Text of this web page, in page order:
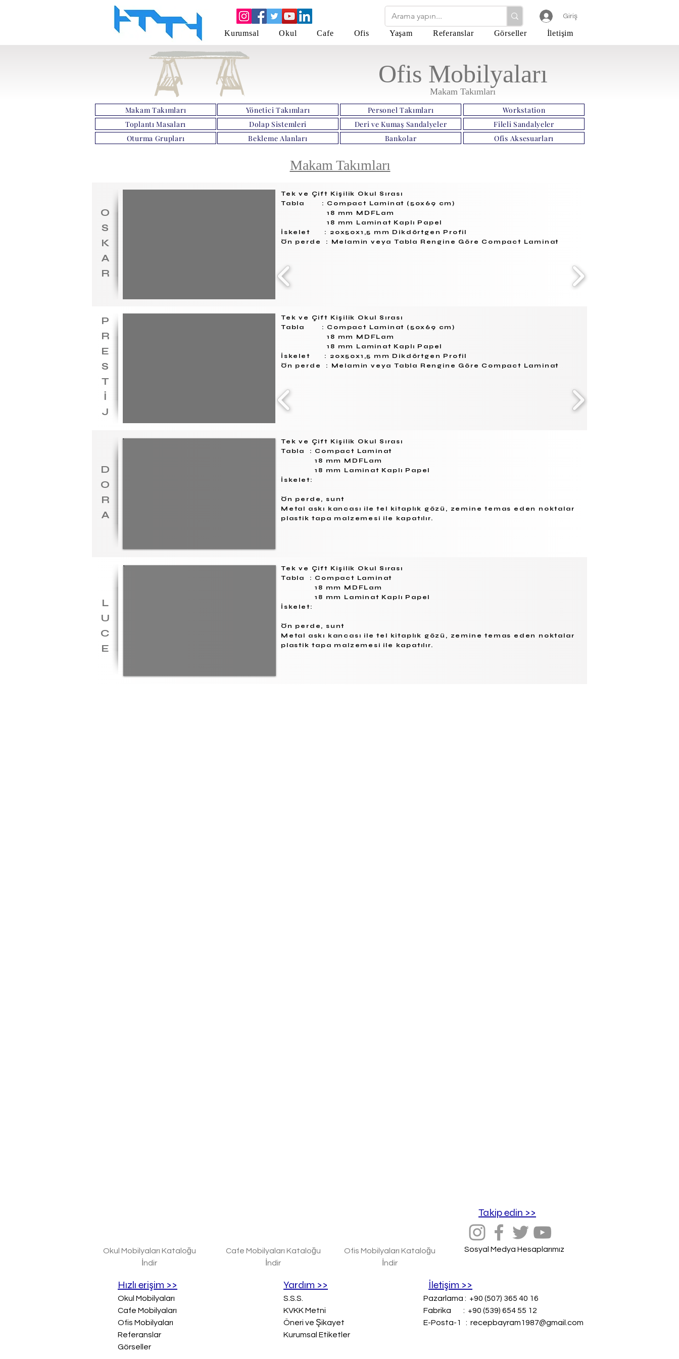
Giriş
Kurumsal Okul Cafe Ofis Yaşam Referanslar Görseller İletişim
Ofis Mobilyaları
Makam Takımları
Makam Takımları Yönetici Takımları Personel Takımları
Workstation
Toplantı Masaları
Dolap Sistemleri Deri ve Kumaş Sandalyeler
Fileli Sandalyeler
Oturma Grupları
Bekleme Alanları Bankolar Ofis Aksesuarları
Makam Takımları
O
S
K
A
R
Tek ve Çift Kişilik Okul Sırası
Tabla : Compact Laminat (50x69 cm)
18 mm MDFLam
18 mm Laminat Kaplı Papel
İskelet : 20x50x1,5 mm Dikdörtgen Profil
Ön perde : Melamin veya Tabla Rengine Göre Compact Laminat
P
R
E
S
T
İ
J
Tek ve Çift Kişilik Okul Sırası
Tabla : Compact Laminat (50x69 cm)
18 mm MDFLam
18 mm Laminat Kaplı Papel
İskelet : 20x50x1,5 mm Dikdörtgen Profil
Ön perde : Melamin veya Tabla Rengine Göre Compact Laminat
D
O
R
A
Tek ve Çift Kişilik Okul Sırası
Tabla : Compact Laminat
18 mm MDFLam
18 mm Laminat Kaplı Papel
İskelet:
Ön perde, sunt
Metal askı kancası ile tel kitaplık gözü, zemine temas eden noktalar
plastik tapa malzemesi ile kapatılır.
L
U
C
E
Tek ve Çift Kişilik Okul Sırası
Tabla : Compact Laminat
18 mm MDFLam
18 mm Laminat Kaplı Papel
İskelet:
Ön perde, sunt
Metal askı kancası ile tel kitaplık gözü, zemine temas eden noktalar
plastik tapa malzemesi ile kapatılır.
Takip edin >>
Okul Mobilyaları Kataloğu
İndir
Hızlı erişim >>
Okul Mobilyaları
Cafe Mobilyaları
Ofis Mobilyaları
Referanslar
Cafe Mobilyaları Kataloğu
İndir
Ofis Mobilyaları Kataloğu
İndir
Sosyal Medya Hesaplarımız
Yardım >>
S.S.S.
KVKK Metni
Öneri ve Şikayet
İletişim >>
Pazarlama : +90 (507) 365 40 16
Fabrika : +90 (539) 654 55 12
E-Posta-1 : recepbayram1987@gmail.com
Kurumsal Etiketler
Görseller